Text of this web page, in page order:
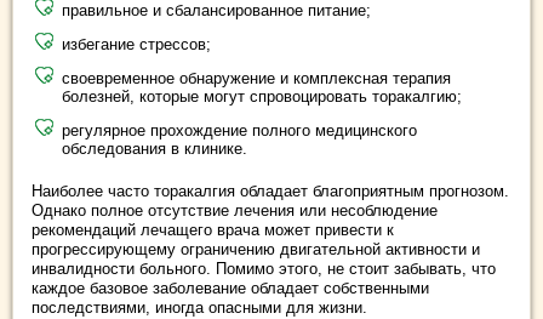
правильное и сбалансированное питание;
избегание стрессов;
своевременное обнаружение и комплексная терапия
болезней, которые могут спровоцировать торакалгию;
регулярное прохождение полного медицинского
обследования в клинике.
Наиболее часто торакалгия обладает благоприятным прогнозом.
Однако полное отсутствие лечения или несоблюдение
рекомендаций лечащего врача может привести к
прогрессирующему ограничению двигательной активности и
инвалидности больного. Помимо этого, не стоит забывать, что
каждое базовое заболевание обладает собственными
последствиями, иногда опасными для жизни.